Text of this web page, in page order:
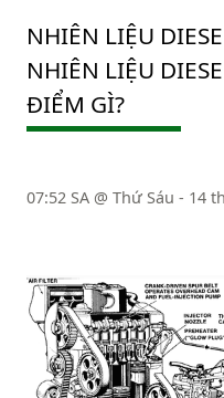
NHIÊN LIỆU
NHIÊN LIỆU
ĐIỂM GÌ?
07:52 SA @ Thứ Sáu - 14